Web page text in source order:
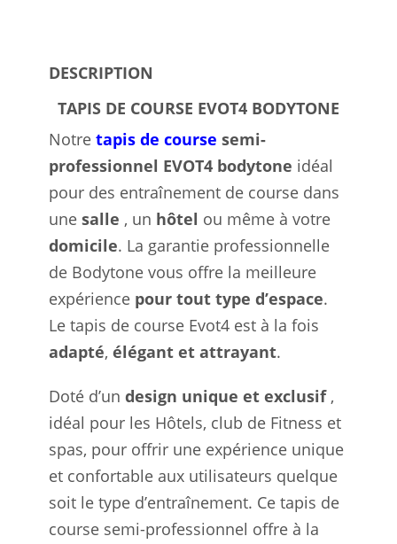
DESCRIPTION
TAPIS DE COURSE EVOT4 BODYTONE
Notre tapis de course semi-
professionnel EVOT4 bodytone idéal
pour des entraînement de course dans
une salle , un hôtel ou même à votre
domicile. La garantie professionnelle
de Bodytone vous offre la meilleure
expérience pour tout type d’espace.
Le tapis de course Evot4 est à la fois
adapté, élégant et attrayant.
Doté d’un design unique et exclusif,
idéal pour les Hôtels, club de Fitness et
spas, pour offrir une expérience unique
et confortable aux utilisateurs quelque
soit le type d’entraînement. Ce tapis de
course semi-professionnel offre à la